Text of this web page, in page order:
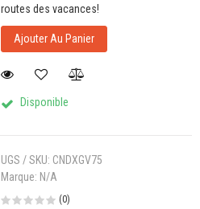
routes des vacances!
Ajouter Au Panier
Disponible
UGS / SKU: CNDXGV75
Marque: N/A
(0)